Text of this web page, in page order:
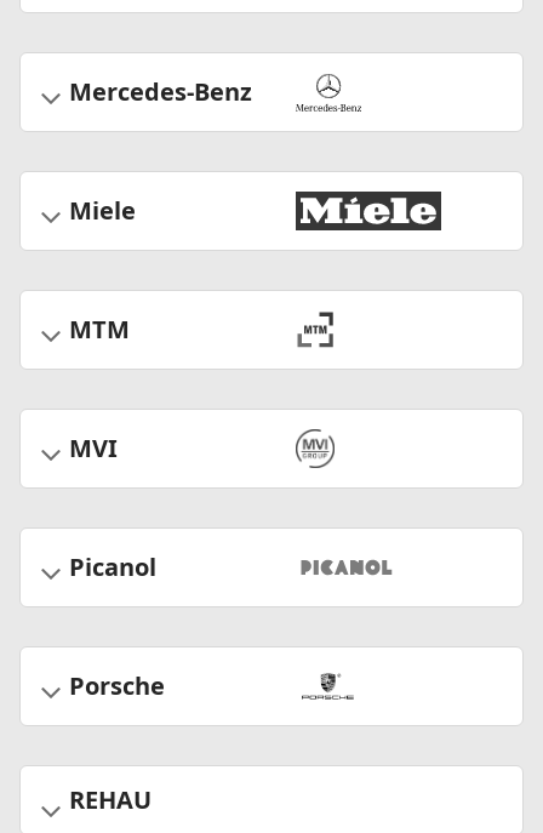
Mercedes-Benz
Miele
MTM
MVI
Picanol
Porsche
REHAU